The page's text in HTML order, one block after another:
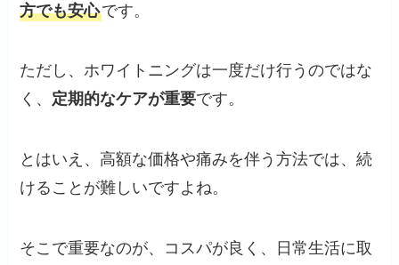
方でも安心です。
ただし、ホワイトニングは一度だけ行うのではな
く、 定期的なケアが重要です。
とはいえ、高額な価格や痛みを伴う方法では、続
けることが難しいですよね。
そこで重要なのが、コスパが良く、日常生活に取